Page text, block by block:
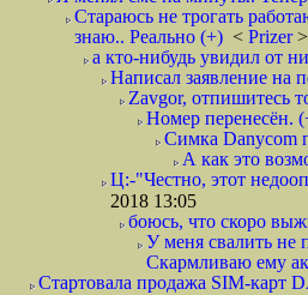
Стараюсь не трогать
знаю.. Реально (+) < Prizer
а кто-нибудь увидил от
Написал заявление на
Zavgor, отпишитесь
Номер перенесён.
Симка Danycom
А как это
Ц:-"Честно, этот
2018 13:05
боюсь, что скоро
У меня свалить не
Скармливаю ему
Стартовала продажа SIM-карт